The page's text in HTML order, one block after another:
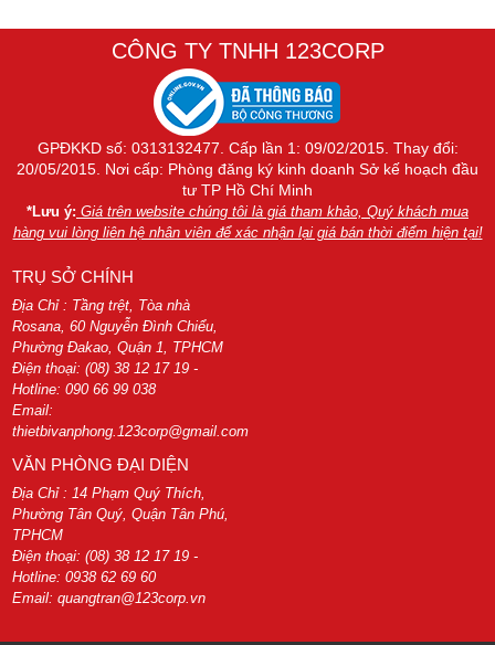
CÔNG TY TNHH 123CORP
GPĐKKD số: 0313132477. Cấp lần 1: 09/02/2015. Thay đổi:
20/05/2015. Nơi cấp: Phòng đăng ký kinh doanh Sở kế hoạch đầu
tư TP Hồ Chí Minh
*Lưu ý: Giá trên website chúng tôi là giá tham khảo, Quý khách mua
hàng vui lòng liên hệ nhân viên để xác nhận lại giá bán thời điểm hiện tại!
TRỤ SỞ CHÍNH
Địa Chỉ : Tầng trệt, Tòa nhà
Rosana, 60 Nguyễn Đình Chiểu,
Phường Đakao, Quận 1, TPHCM
Điện thoại: (08) 38 12 17 19 -
Hotline: 090 66 99 038
Email:
thietbivanphong.123corp@gmail.com
VĂN PHÒNG ĐẠI DIỆN
Địa Chỉ : 14 Phạm Quý Thích,
Phường Tân Quý, Quận Tân Phú,
TPHCM
Điện thoại: (08) 38 12 17 19 -
Hotline: 0938 62 69 60
Email: quangtran@123corp.vn